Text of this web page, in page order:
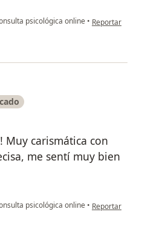
psicológica online • en opinión del
Reportar
Muy carismática con
me sentí muy bien
psicológica online • en opinión del
Reportar